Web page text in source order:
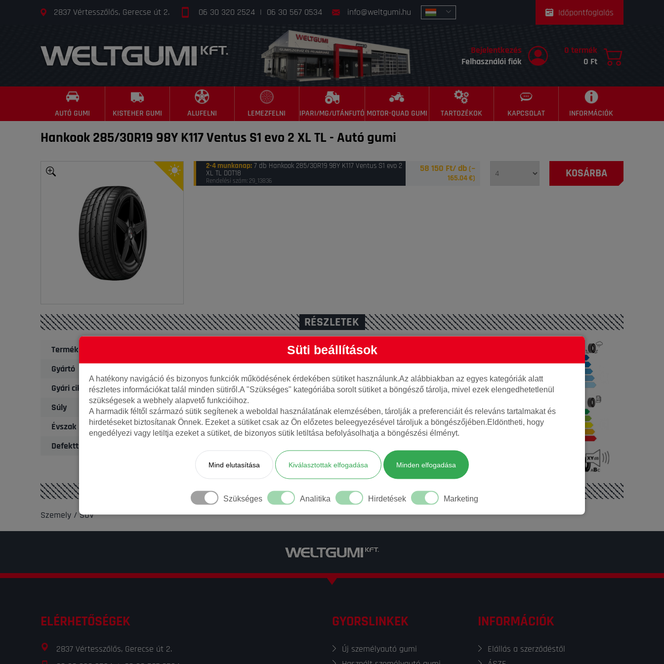
2837 Vértesszőlős, Gerecse út 2. 06 30 320 2524 | 06 30 567 0534 info@weltgumi.hu Időpontfoglalás
Bejelentkezés
Felhasználói fiók
0 termék
0 Ft
AUTÓ GUMI KISTEHER GUMI ALUFELNI LEMEZFELNI IPARI/MG/UTÁNFUTÓ MOTOR-QUAD GUMI TARTOZÉKOK KAPCSOLAT INFORMÁCIÓK
Hankook 285/30R19 98Y K117 Ventus S1 evo 2 XL TL-Autó gumi
2-4 munkanap: 7 db Hankook 285/30R19 98Y K117 Ventus S1 evo 2
XL TL DOT18
Rendelési szám: 29_13836
58 150 Ft/ db (~
165.04€) KOSÁRBA
RÉSZLETEK
Termék
Gyártó
Gyári cikkszám
1014477
Súly
12.7kg
Évszak
Nyári
Defekttűrő
A
E
BŐVEBB INFORMÁCIÓ
Szemely / SUV
Süti beállítások
A hatékony navigáció és bizonyos funkciók működésének érdekében sütiket használunk.Az alábbiakban az egyes kategóriák alatt
részletes információkat talál minden sütiről.A "Szükséges" kategóriába sorolt sütiket a böngésző tárolja, mivel ezek elengedhetetlenül
szükségesek a webhely alapvető funkcióihoz.
A harmadik féltől származó sütik segítenek a weboldal használatának elemzésében, tárolják a preferenciáit és releváns tartalmakat és
hirdetéseket biztosítanak Önnek. Ezeket a sütiket csak az Ön előzetes beleegyezésével tároljuk a böngészőjében.Eldöntheti, hogy
engedélyezi vagy letiltja ezeket a sütiket, de bizonyos sütik letiltása befolyásolhatja a böngészési élményt.
Mind elutasítása Kiválasztottak elfogadása Minden elfogadása
Szükséges Analitika Hirdetések Marketing
ELÉRHETŐSÉGEK
2837 Vértesszőlős, Gerecse út 2.
GYORSLINKEK
Új személyautó gumi
INFORMÁCIÓK
Elállás a szerződéstől